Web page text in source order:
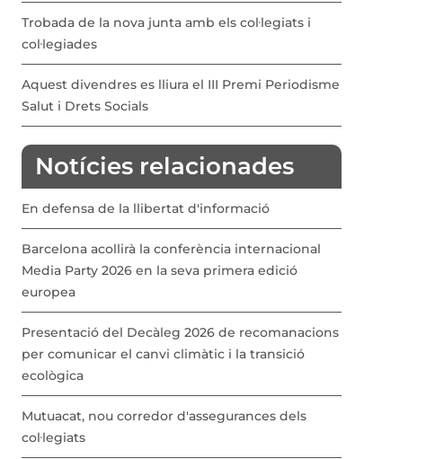
Trobada de la nova junta amb els col·legiats i
col·legiades
Aquest divendres es lliura el III Premi Periodisme
Salut i Drets Socials
Notícies relacionades
En defensa de la llibertat d'informació
Barcelona acollirà la conferència internacional
Media Party 2026 en la seva primera edició
europea
Presentació del Decàleg 2026 de recomanacions
per comunicar el canvi climàtic i la transició
ecològica
Mutuacat, nou corredor d'assegurances dels
col·legiats